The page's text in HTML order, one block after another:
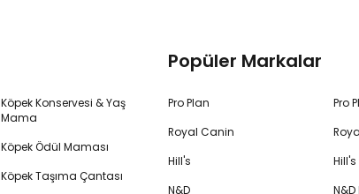
Köpek Konservesi & Yaş
Mama
Köpek Ödül Maması
Köpek Taşıma Çantası
Popüler Markalar
Pro Plan
Royal Canin
Hill's
N&D
Pro